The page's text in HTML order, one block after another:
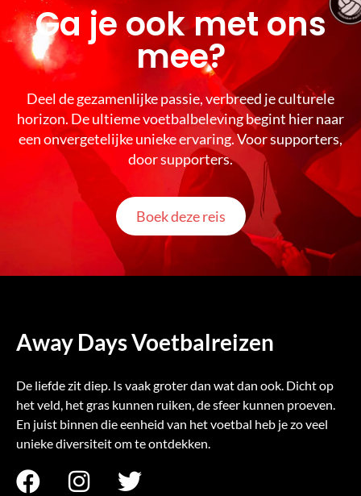
Ga je ook met ons
mee?
Deel de gezamenlijke passie, verbreed je culturele
horizon. De ultieme voetbalbeleving begint hier naar
een onvergetelijke unieke ervaring. Voor supporters,
door supporters.
Boek deze reis
Away Days Voetbalreizen
De liefde zit diep. Is vaak groter dan wat dan ook. Dicht op
het veld, het gras kunnen ruiken, de sfeer kunnen proeven.
En juist binnen die eenheid van het voetbal heb je zo veel
unieke diversiteit om te ontdekken.
F
I
T